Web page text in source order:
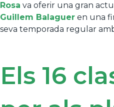
Rosa va oferir una gran
Guillem Balaguer en una
seva temporada regular
Els 16